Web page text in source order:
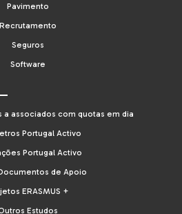
Pavimento
Recrutamento
Seguros
Software
a associados com quotas em dia
Portugal Activo
Portugal Activo
de Apoio
ERASMUS +
Estudos